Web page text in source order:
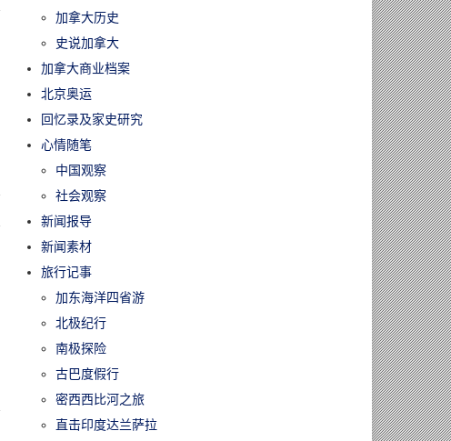
加拿大历史
史说加拿大
加拿大商业档案
北京奥运
回忆录及家史研究
心情随笔
中国观察
社会观察
新闻报导
新闻素材
旅行记事
加东海洋四省游
北极纪行
南极探险
古巴度假行
密西西比河之旅
直击印度达兰萨拉